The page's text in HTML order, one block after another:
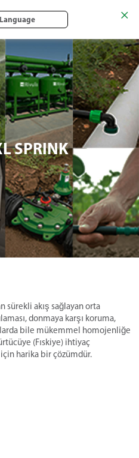
SPRINK
sürekli akış sağlayan orta
donmaya karşı koruma,
bile mükemmel homojenliğe
(Fıskiye) ihtiyaç
harika bir çözümdür.